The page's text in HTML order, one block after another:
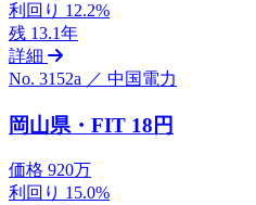
利回り 12.2%
残 13.1年
詳細
No. 3152a ／ 中国電力
岡山県・FIT 18円
価格 920万
利回り 15.0%